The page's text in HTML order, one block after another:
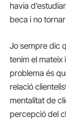
havia
beca i no
Jo sempre dic
tenim el mateix
problema és
relació
mentalitat de
percepció del